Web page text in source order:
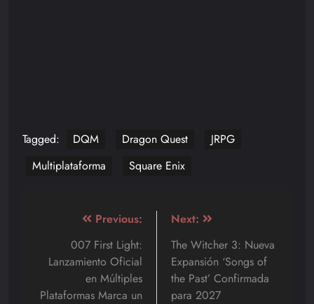
Tagged: DQM Dragon Quest
JRPG
Multiplataforma
Square Enix
Navegación
entradas
Previous:
007 First Light:
Lanzamiento Oficial
en Múltiples
Plataformas Marca un
Next:
The Witcher 3: Nueva
Expansión ‘Songs of
the Past’ Confirmada
para 2027